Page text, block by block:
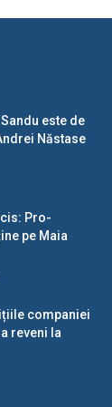
este de
Năstase
Pro-
pe Maia
companiei
reveni la